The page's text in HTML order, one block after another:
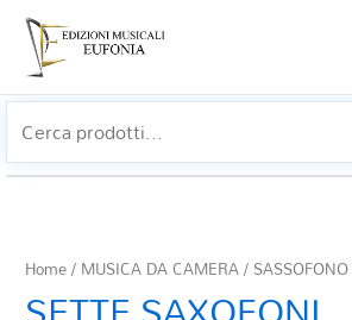
Home/ MUSICA DA CAMERA/ SASSOFONO